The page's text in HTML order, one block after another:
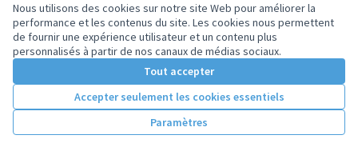
Nous utilisons des cookies sur notre site Web pour améliorer la
performance et les contenus du site. Les cookies nous permettent
de fournir une expérience utilisateur et un contenu plus
personnalisés à partir de nos canaux de médias sociaux.
Tout accepter
Accepter seulement les cookies essentiels
Paramètres